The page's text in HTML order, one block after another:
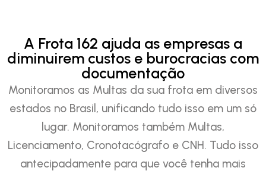
A Frota 162 ajuda as empresas a
diminuirem custos e burocracias com
documentação
Monitoramos as Multas da sua frota em diversos
estados no Brasil, unificando tudo isso em um só
lugar. Monitoramos também Multas,
Licenciamento, Cronotacógrafo e CNH. Tudo isso
antecipadamente para que você tenha mais